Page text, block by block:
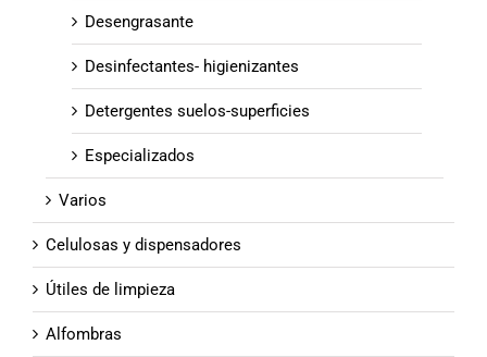
Desengrasante
Desinfectantes- higienizantes
Detergentes suelos-superficies
Especializados
Varios
Celulosas y dispensadores
Útiles de limpieza
Alfombras